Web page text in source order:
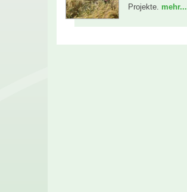
Projekte. mehr...